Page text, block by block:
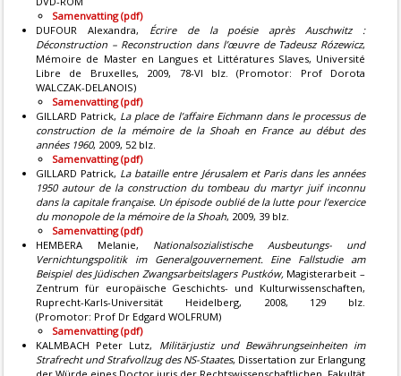
Samenvatting (pdf)
DUFOUR Alexandra, Écrire de la poésie après Auschwitz :
Déconstruction – Reconstruction dans l’œuvre de Tadeusz Rózewicz,
Mémoire de Master en Langues et Littératures Slaves, Université
Libre de Bruxelles, 2009, 78-VI blz. (Promotor: Prof Dorota
WALCZAK-DELANOIS)
Samenvatting (pdf)
GILLARD Patrick, La place de l’affaire Eichmann dans le processus de
construction de la mémoire de la Shoah en France au début des
années 1960, 2009, 52 blz.
Samenvatting (pdf)
GILLARD Patrick, La bataille entre Jérusalem et Paris dans les années
1950 autour de la construction du tombeau du martyr juif inconnu
dans la capitale française. Un épisode oublié de la lutte pour l’exercice
du monopole de la mémoire de la Shoah, 2009, 39 blz.
Samenvatting (pdf)
HEMBERA Melanie, Nationalsozialistische Ausbeutungs- und
Vernichtungspolitik im Generalgouvernement. Eine Fallstudie am
Beispiel des Jüdischen Zwangsarbeitslagers Pustków, Magisterarbeit –
Zentrum für europäische Geschichts- und Kulturwissenschaften,
Ruprecht-Karls-Universität Heidelberg, 2008, 129 blz.
(Promotor: Prof Dr Edgard WOLFRUM)
Samenvatting (pdf)
KALMBACH Peter Lutz, Militärjustiz und Bewährungseinheiten im
Strafrecht und Strafvollzug des NS-Staates, Dissertation zur Erlangung